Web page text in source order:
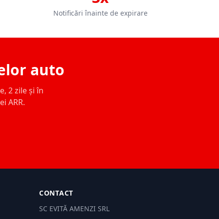
Notificări înainte de expirare
auto
2 zile și în
ARR.
CONTACT
SC EVITĂ AMENZI SRL